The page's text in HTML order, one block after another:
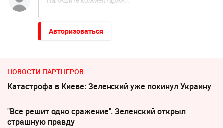
Авторизоваться
НОВОСТИ ПАРТНЕРОВ
Катастрофа в Киеве: Зеленский уже покинул Украину
"Все решит одно сражение". Зеленский открыл
страшную правду